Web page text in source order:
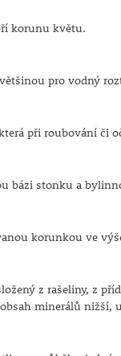
korunu květu.
pro vodný
při roubování či
bázi stonku a
korunkou ve
z rašeliny, z
minerálů nižší,